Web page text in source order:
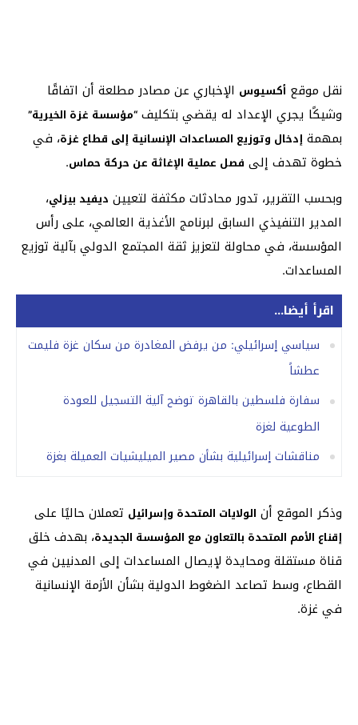
نقل موقع أكسيوس الإخباري عن مصادر مطلعة أن اتفاقًا
وشيكًا يجري الإعداد له يقضي بتكليف “مؤسسة غزة الخيرية”
بمهمة إدخال وتوزيع المساعدات الإنسانية إلى قطاع غزة، في
خطوة تهدف إلى فصل عملية الإغاثة عن حركة حماس.
وبحسب التقرير، تدور محادثات مكثفة لتعيين ديفيد بيزلي،
المدير التنفيذي السابق لبرنامج الأغذية العالمي، على رأس
المؤسسة، في محاولة لتعزيز ثقة المجتمع الدولي بآلية توزيع
المساعدات.
اقرأ أيضا...
سياسي إسرائيلي: من يرفض المغادرة من سكان غزة فليمت
عطشاً
سفارة فلسطين بالقاهرة توضح آلية التسجيل للعودة
الطوعية لغزة
مناقشات إسرائيلية بشأن مصير الميليشيات العميلة بغزة
وذكر الموقع أن الولايات المتحدة وإسرائيل تعملان حاليًا على
إقناع الأمم المتحدة بالتعاون مع المؤسسة الجديدة، بهدف خلق
قناة مستقلة ومحايدة لإيصال المساعدات إلى المدنيين في
القطاع، وسط تصاعد الضغوط الدولية بشأن الأزمة الإنسانية
في غزة.